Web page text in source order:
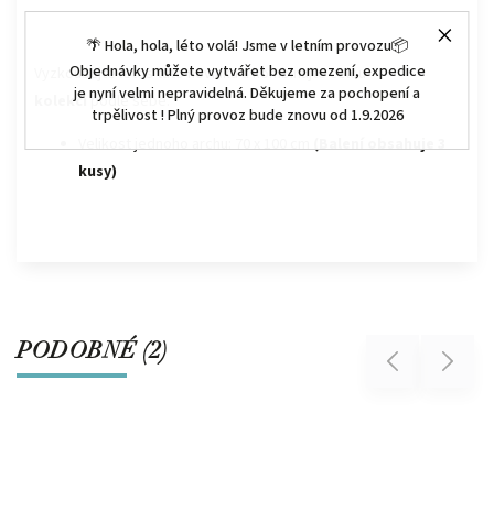
🌴 Hola, hola, léto volá! Jsme v letním provozu📦
Objednávky můžete vytvářet bez omezení, expedice
je nyní velmi nepravidelná. Děkujeme za pochopení a
trpělivost ! Plný provoz bude znovu od 1.9.2026
Vyzkoušejte letos tuto novinku a kombinujte celou
kolekci podle sebe.
Velikost jednoho archu: 70 x 100 cm(Balení obsahuje 3
kusy)
PODOBNÉ (2) Previous Next